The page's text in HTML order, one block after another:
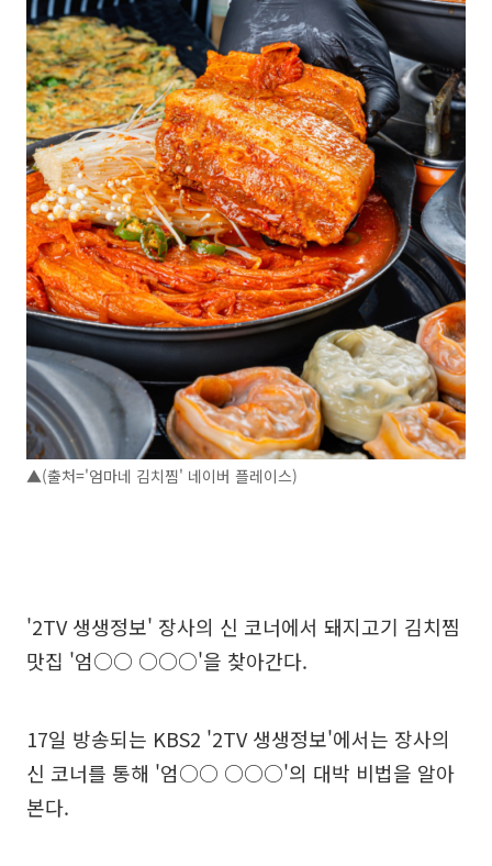
▲(출처='엄마네 김치찜' 네이버 플레이스)
'2TV 생생정보' 장사의 신 코너에서 돼지고기 김치찜
맛집 '엄○○ ○○○'을 찾아간다.
17일 방송되는 KBS2 '2TV 생생정보'에서는 장사의
신 코너를 통해 '엄○○ ○○○'의 대박 비법을 알아
본다.